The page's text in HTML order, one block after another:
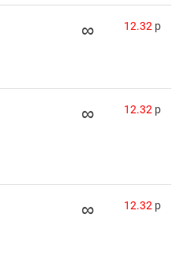
∞ 12.32 p
∞ 12.32 p
∞ 12.32 p